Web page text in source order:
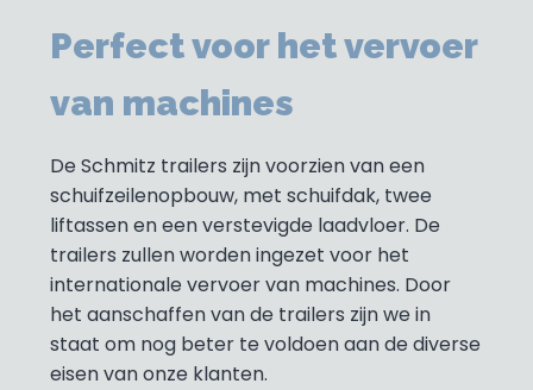
Perfect voor het vervoer
van machines
De Schmitz trailers zijn voorzien van een
schuifzeilenopbouw, met schuifdak, twee
liftassen en een verstevigde laadvloer. De
trailers zullen worden ingezet voor het
internationale vervoer van machines. Door
het aanschaffen van de trailers zijn we in
staat om nog beter te voldoen aan de diverse
eisen van onze klanten.